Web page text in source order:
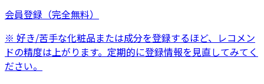
会員登録（完全無料）
※ 好き/苦手な化粧品または成分を登録するほど、レコメン
ドの精度は上がります。定期的に登録情報を見直してみてく
ださい。